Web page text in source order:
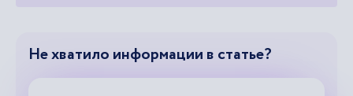
Не хватило информации в статье?